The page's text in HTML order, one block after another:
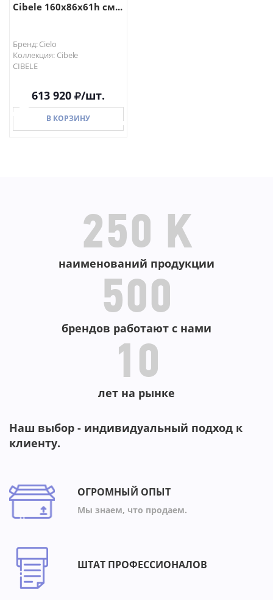
Cibele 160x86x61h см...
Бренд: Cielo
Коллекция: Cibele
CIBELE
613 920 /шт.
В КОРЗИНУ
250 K
наименований продукции
500
брендов работают с нами
10
лет на рынке
Наш выбор - индивидуальный подход к
клиенту.
ОГРОМНЫЙ ОПЫТ
Мы знаем, что продаем.
ШТАТ ПРОФЕССИОНАЛОВ